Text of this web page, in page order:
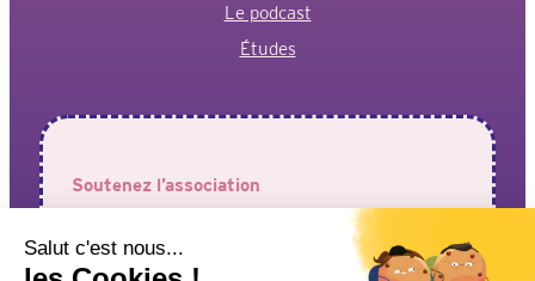
Le podcast
Études
Soutenez l’association
Votre aide est précieuse pour permettre à l’association de
faire entendre vos voix !